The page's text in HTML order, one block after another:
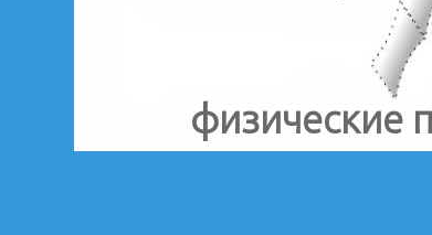
физические